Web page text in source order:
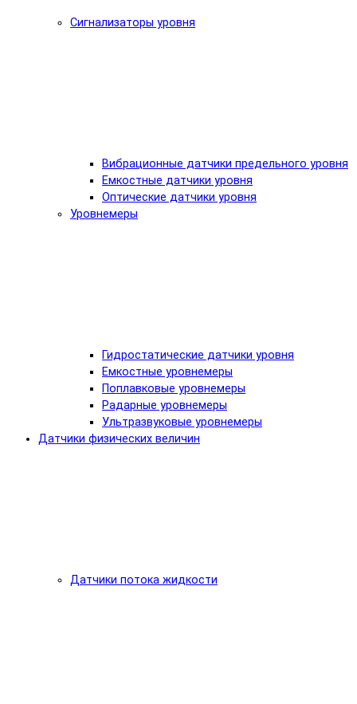
Сигнализаторы уровня
Вибрационные датчики предельного уровня
Емкостные датчики уровня
Оптические датчики уровня
Уровнемеры
Гидростатические датчики уровня
Емкостные уровнемеры
Поплавковые уровнемеры
Радарные уровнемеры
Ультразвуковые уровнемеры
Датчики физических величин
Датчики потока жидкости